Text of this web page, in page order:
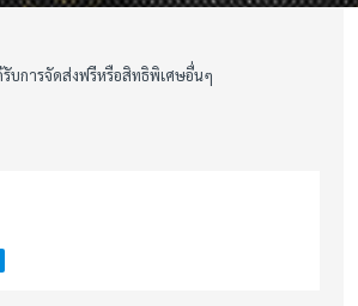
บการจัดส่งฟรีหรือสิทธิพิเศษอื่นๆ